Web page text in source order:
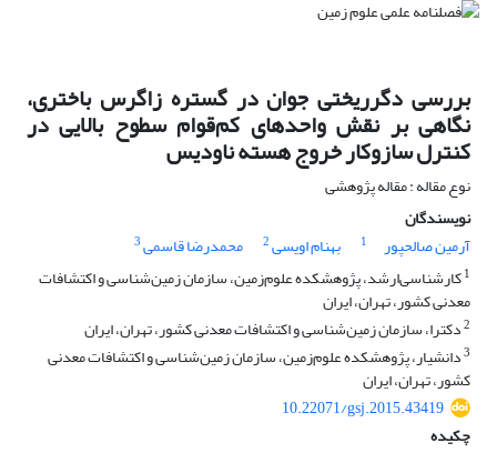
بررسی دگرریختی جوان در گستره زاگرس باختری،
نگاهی بر نقش واحدهای کم‌قوام سطوح بالایی در
کنترل سازوکار خروج هسته ناودیس
نوع مقاله : مقاله پژوهشی
نویسندگان
آرمین صالحپور
1 بهنام اویسی2 محمدرضا قاسمی3
1کارشناسی‌ارشد، پژوهشکده علوم‌زمین، سازمان زمین‌شناسی و اکتشافات
معدنی کشور، تهران، ایران
2دکترا، سازمان زمین‌شناسی و اکتشافات معدنی کشور، تهران، ایران
3دانشیار، پژوهشکده علوم‌زمین، سازمان زمین‌شناسی و اکتشافات معدنی
کشور، تهران، ایران
10.22071/gsj.2015.43419
چکیده